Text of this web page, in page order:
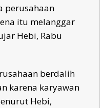
perusahaan
itu melanggar
Hebi, Rabu
berdalih
karena karyawan
Hebi,